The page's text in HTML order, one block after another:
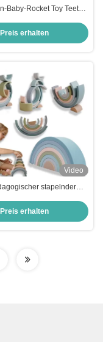
Baby-Rocket Toy Teeth
Farbe
erhalten
Video
stapelnder
des
erhalten